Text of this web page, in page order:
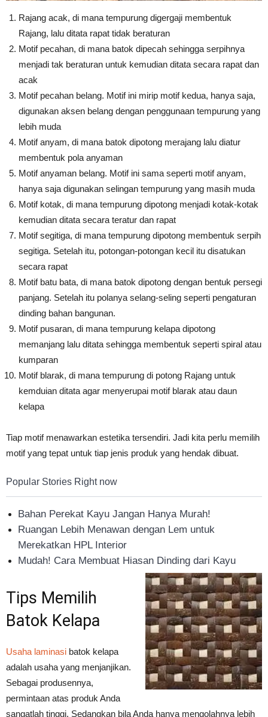
Rajang acak, di mana tempurung digergaji membentuk
Rajang, lalu ditata rapat tidak beraturan
Motif pecahan, di mana batok dipecah sehingga serpihnya
menjadi tak beraturan untuk kemudian ditata secara rapat dan
acak
Motif pecahan belang. Motif ini mirip motif kedua, hanya saja,
digunakan aksen belang dengan penggunaan tempurung yang
lebih muda
Motif anyam, di mana batok dipotong merajang lalu diatur
membentuk pola anyaman
Motif anyaman belang. Motif ini sama seperti motif anyam,
hanya saja digunakan selingan tempurung yang masih muda
Motif kotak, di mana tempurung dipotong menjadi kotak-kotak
kemudian ditata secara teratur dan rapat
Motif segitiga, di mana tempurung dipotong membentuk serpih
segitiga. Setelah itu, potongan-potongan kecil itu disatukan
secara rapat
Motif batu bata, di mana batok dipotong dengan bentuk persegi
panjang. Setelah itu polanya selang-seling seperti pengaturan
dinding bahan bangunan.
Motif pusaran, di mana tempurung kelapa dipotong
memanjang lalu ditata sehingga membentuk seperti spiral atau
kumparan
Motif blarak, di mana tempurung di potong Rajang untuk
kemduian ditata agar menyerupai motif blarak atau daun
kelapa
Tiap motif menawarkan estetika tersendiri. Jadi kita perlu memilih
motif yang tepat untuk tiap jenis produk yang hendak dibuat.
Popular Stories Right now
Bahan Perekat Kayu Jangan Hanya Murah!
Ruangan Lebih Menawan dengan Lem untuk
Merekatkan HPL Interior
Mudah! Cara Membuat Hiasan Dinding dari Kayu
Tips Memilih
Batok Kelapa
Usaha laminasi batok kelapa
adalah usaha yang menjanjikan.
Sebagai produsennya,
permintaan atas produk Anda
sangatlah tinggi. Sedangkan bila Anda hanya mengolahnya lebih